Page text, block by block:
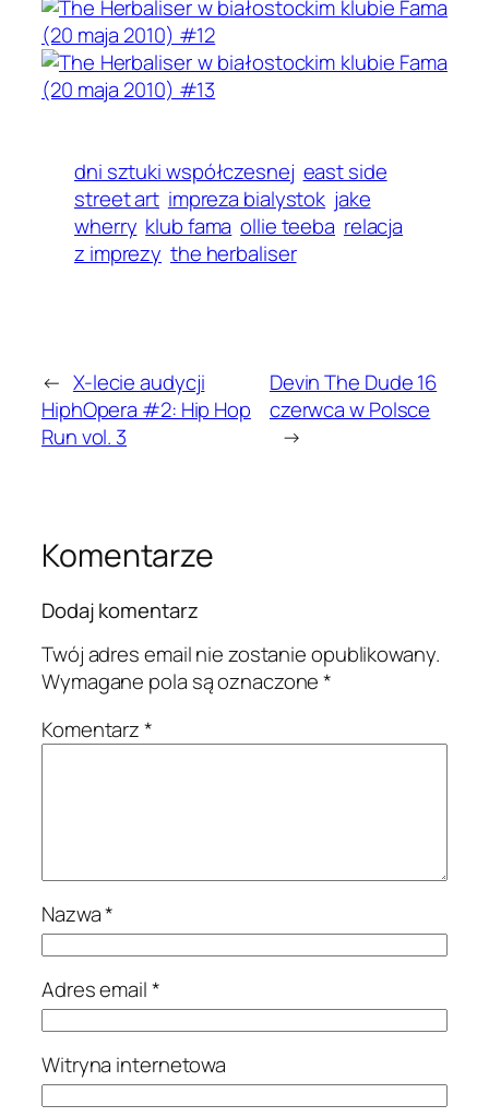
dni sztuki współczesnej east side
street art impreza bialystok jake
wherry klub fama ollie teeba relacja
z imprezy the herbaliser
← X-lecie audycji
HiphOpera #2: Hip Hop
Run vol. 3
Devin The Dude 16
czerwca w Polsce
→
Komentarze
Dodaj komentarz
Twój adres email nie zostanie opublikowany.
Wymagane pola są oznaczone*
Komentarz*
Nazwa*
Adres email*
Witryna internetowa